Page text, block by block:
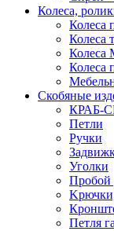
Колеса,
Колеса
Колеса
Колеса
Скобяные
КРАБ-
Петли
Ручки
Уголки
Пробой
Петля